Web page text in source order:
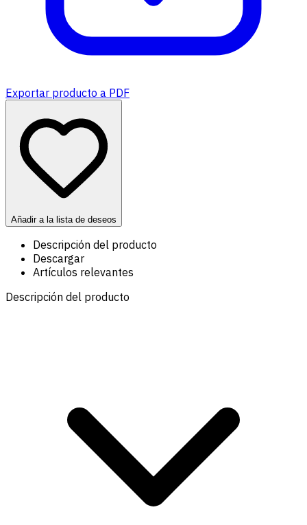
Exportar producto a PDF
Añadir a la lista de deseos
Descripción del producto
Descargar
Artículos relevantes
Descripción del producto